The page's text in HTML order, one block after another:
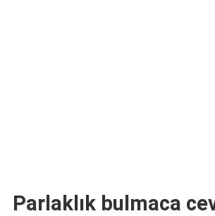
Parlaklık bulmaca